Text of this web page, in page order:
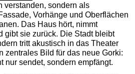
verstanden, sondern als
Vorhänge und Oberflächen
Das Haus hört, nimmt
gibt sie zurück. Die Stadt bleibt
tritt akustisch in das Theater
zentrales Bild für das neue Gorki:
nur sendet, sondern empfängt.